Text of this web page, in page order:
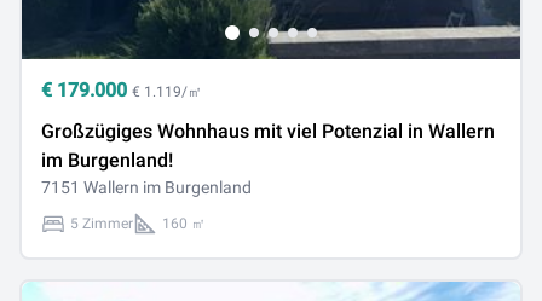
€ 179.000 € 1.119/㎡
Großzügiges Wohnhaus mit viel Potenzial in Wallern
im Burgenland!
7151 Wallern im Burgenland
5 Zimmer 160 ㎡